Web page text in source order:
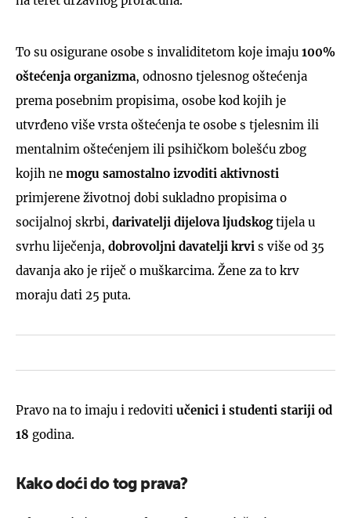
To su osigurane osobe s invaliditetom koje imaju 100%
oštećenja organizma, odnosno tjelesnog oštećenja
prema posebnim propisima, osobe kod kojih je
utvrđeno više vrsta oštećenja te osobe s tjelesnim ili
mentalnim oštećenjem ili psihičkom bolešću zbog
kojih ne mogu samostalno izvoditi aktivnosti
primjerene životnoj dobi sukladno propisima o
socijalnoj skrbi, darivatelji dijelova ljudskogtijela u
svrhu liječenja, dobrovoljni davatelji krvi s više od 35
davanja ako je riječ o muškarcima. Žene za to krv
moraju dati 25 puta.
Pravo na to imaju i redoviti učenici i studenti stariji od
18 godina.
Kako doći do tog prava?